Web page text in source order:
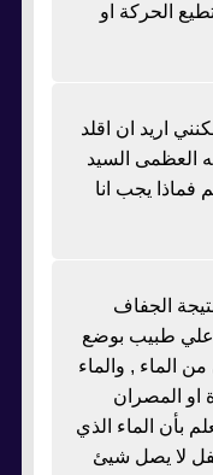
الحركة او
اريد ان اقلد
العظمى السيد
فماذا يجب انا
الجفاف
علي طبيب بوضع
, والماء
او المصران
بأن الماء الذي
لا يصل شيئ